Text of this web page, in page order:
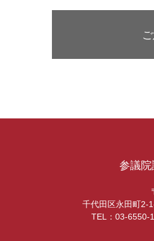
参議
千代田区永田町2-
TEL：03-